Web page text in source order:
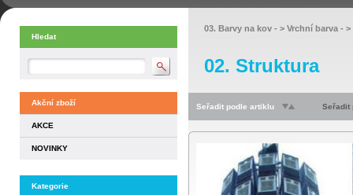
Hledat
Akční zboží
AKCE
NOVINKY
Kategorie
03. Barvy na kov - > Vrchní barva - >
02. Struktura
Seřadit podle artiklu Seřadit